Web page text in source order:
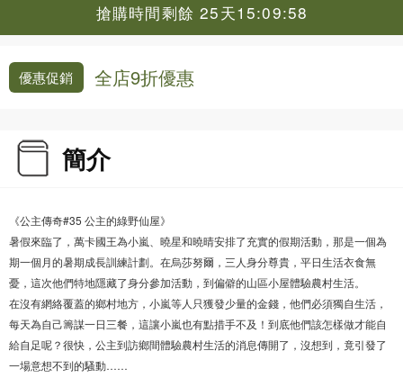
搶購時間剩餘 25天15:09:57
優惠促銷 全店9折優惠
簡介
《公主傳奇#35 公主的綠野仙屋》
暑假來臨了，萬卡國王為小嵐、曉星和曉晴安排了充實的假期活動，那是一個為
期一個月的暑期成長訓練計劃。在烏莎努爾，三人身分尊貴，平日生活衣食無
憂，這次他們特地隱藏了身分參加活動，到偏僻的山區小屋體驗農村生活。
在沒有網絡覆蓋的鄉村地方，小嵐等人只獲發少量的金錢，他們必須獨自生活，
每天為自己籌謀一日三餐，這讓小嵐也有點措手不及！到底他們該怎樣做才能自
給自足呢？很快，公主到訪鄉間體驗農村生活的消息傳開了，沒想到，竟引發了
一場意想不到的騷動……